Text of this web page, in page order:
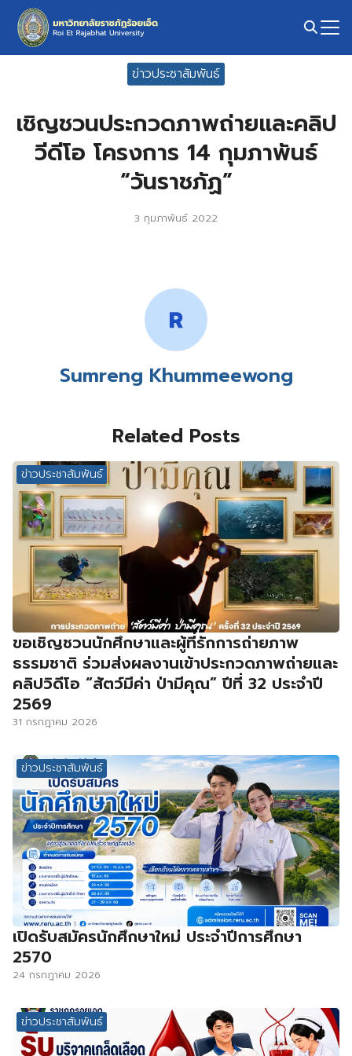
Skip
content
ข่าวประชาสัมพันธ์
เชิญชวนประกวดภาพถ่ายและคลิป
วีดีโอ โครงการ 14 กุมภาพันธ์
“วันราชภัฏ”
3 กุมภาพันธ์ 2022
Sumreng Khummeewong
Related Posts
ข่าวประชาสัมพันธ์
ขอเชิญชวนนักศึกษาและผู้ที่รักการถ่ายภาพ
ธรรมชาติ ร่วมส่งผลงานเข้าประกวดภาพถ่ายและ
คลิปวิดีโอ “สัตว์มีค่า ป่ามีคุณ” ปีที่ 32 ประจำปี
2569
31 กรกฎาคม 2026
ข่าวประชาสัมพันธ์
เปิดรับสมัครนักศึกษาใหม่ ประจำปีการศึกษา
2570
24 กรกฎาคม 2026
ข่าวประชาสัมพันธ์